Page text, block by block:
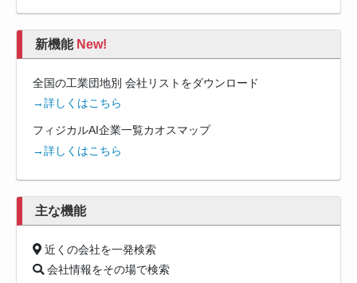
新機能 New!
全国の工業団地別 会社リストをダウンロード
→詳しくはこちら
フィジカルAI企業一覧カオスマップ
→詳しくはこちら
主な機能
近くの会社を一発検索
会社情報をその場で検索